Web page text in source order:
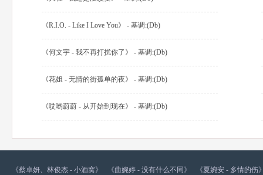
《R.I.O. - Like I Love You》 - 基调:(Db)
《何文宇 - 我不再打扰你了》 - 基调:(Db)
《花姐 - 无情的街孤单的夜》 - 基调:(Db)
《哎哟蔚蔚 - 从开始到现在》 - 基调:(Db)
《蔡卓妍、林俊杰 - 小酒窝》 《曲婉婷 - 没有什么不同》
《夏婉安 - 多情的伤